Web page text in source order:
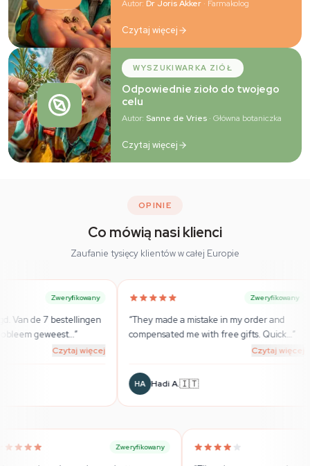
Autor:Dr Joris Akker · Farmakolog
Czytaj więcej
WYSZUKIWARKA ZIÓŁ
Odpowiednie zioło do twojego
celu
Autor:Sanne de Vries · Główna botaniczka
Czytaj więcej
OPINIE
Co mówią nasi klienci
Zaufanie tysięcy klientów w całej Europie
Zweryfikowany
“They made a mistake in my order and
compensated me with free gifts. Quick…”
“Super
wirklich seriöser
Zweryfikowany Zweryfikowany